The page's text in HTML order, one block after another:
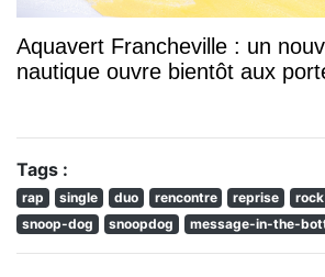
Aquavert Francheville : un
nautique ouvre bientôt aux
Tags :
rap single duo rencontre reprise rock
snoop-dog
snoopdog message-in-the-